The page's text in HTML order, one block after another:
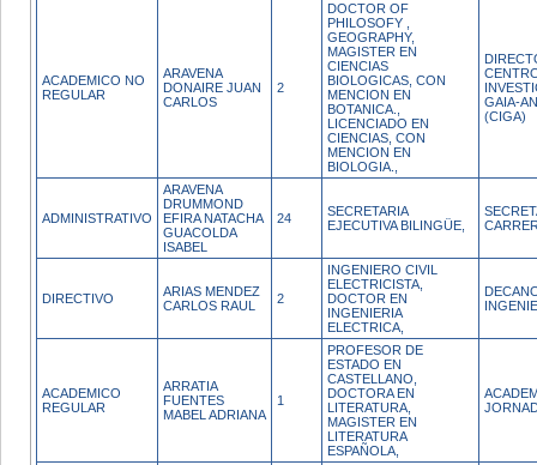
ACADEMICO NO
REGULAR
ARAVENA
DONAIRE JUAN
CARLOS
2
DOCTOR OF
PHILOSOFY ,
GEOGRAPHY,
MAGISTER EN
CIENCIAS
BIOLOGICAS, CON
MENCION EN
BOTANICA.,
LICENCIADO EN
CIENCIAS, CON
MENCION EN
BIOLOGIA.,
GAIA-
(CIGA)
ADMINISTRATIVO
ARAVENA
DRUMMOND
EFIRA NATACHA
GUACOLDA
ISABEL
24
SECRETARIA
EJECUTIVA BILINGÜE,
DIRECTIVO
ARIAS MENDEZ
CARLOS RAUL
2
INGENIERO CIVIL
ELECTRICISTA,
DOCTOR EN
INGENIERIA
ELECTRICA,
ACADEMICO
REGULAR
ARRATIA
FUENTES
MABEL ADRIANA
1
PROFESOR DE
ESTADO EN
CASTELLANO,
DOCTORA EN
LITERATURA,
MAGISTER EN
LITERATURA
ESPAÑOLA,